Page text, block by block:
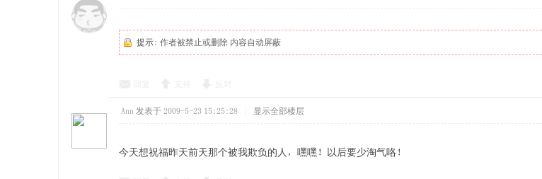
提示: 作者被禁止或删除 内容自动屏蔽
Ann 发表于 2009-5-23 15:25:28 显示全部楼层
今天想祝福昨天前天那个被我欺负的人，嘿嘿！以后要少淘气咯！